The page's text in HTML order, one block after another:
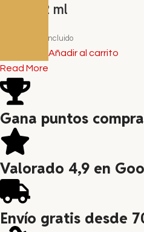
Night 12 ml
I.V.A. Incluido
Añadir al carrito
Read More
Gana puntos
Valorado 4,9 en
Envío gratis desde